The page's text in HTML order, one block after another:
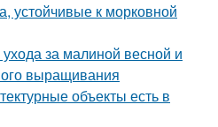
устойчивые к морковной
за малиной весной и
выращивания
объекты есть в